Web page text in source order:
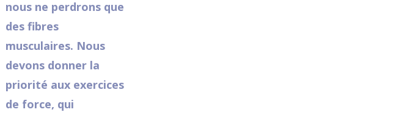
nous ne perdrons que
des fibres
musculaires. Nous
devons donner la
priorité aux exercices
de force, qui